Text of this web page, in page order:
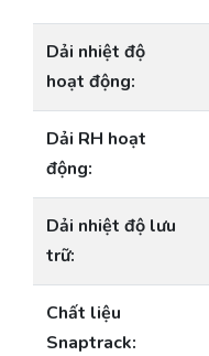
Dải nhiệt độ
hoạt động:
Dải RH hoạt
động:
Dải nhiệt độ lưu
trữ:
Chất liệu
Snaptrack: